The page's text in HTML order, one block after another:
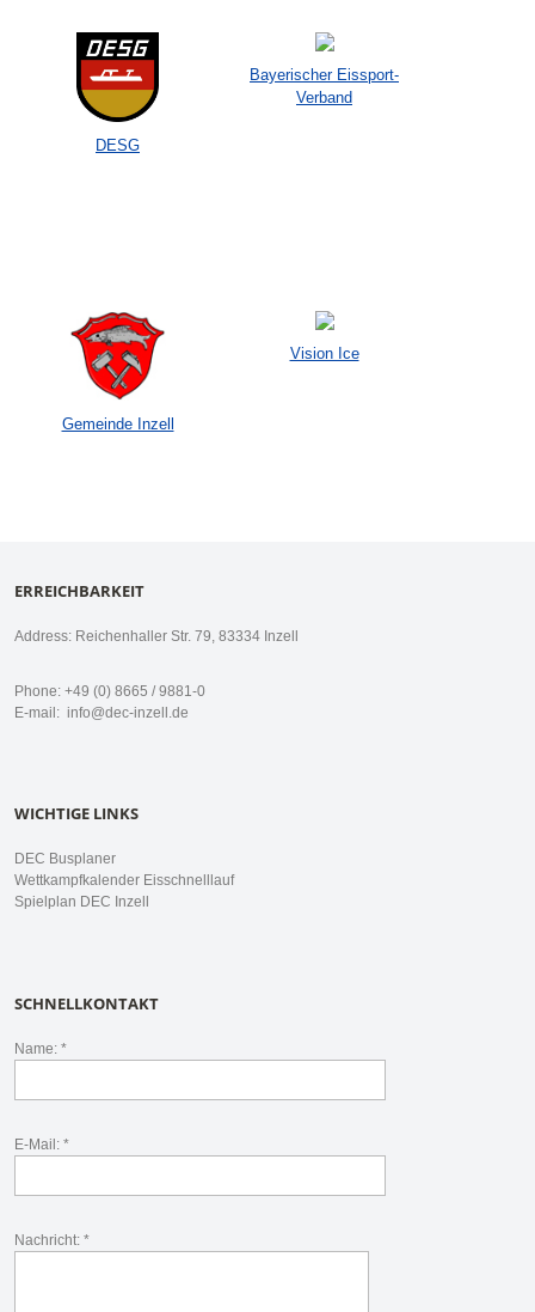
DESG
Bayerischer Eissport-
Verband
Gemeinde Inzell
Vision Ice
ERREICHBARKEIT
Address: Reichenhaller Str. 79, 83334 Inzell
Phone: +49 (0) 8665 / 9881-0
E-mail: info@dec-inzell.de
WICHTIGE LINKS
DEC Busplaner
Wettkampfkalender Eisschnelllauf
Spielplan DEC Inzell
SCHNELLKONTAKT
Name: *
E-Mail: *
Nachricht: *